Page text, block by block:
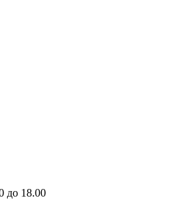
до 18.00